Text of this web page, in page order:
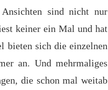
sind nicht nur
keiner ein Mal und hat
bieten sich die einzelnen
an. Und mehrmaliges
die schon mal weitab